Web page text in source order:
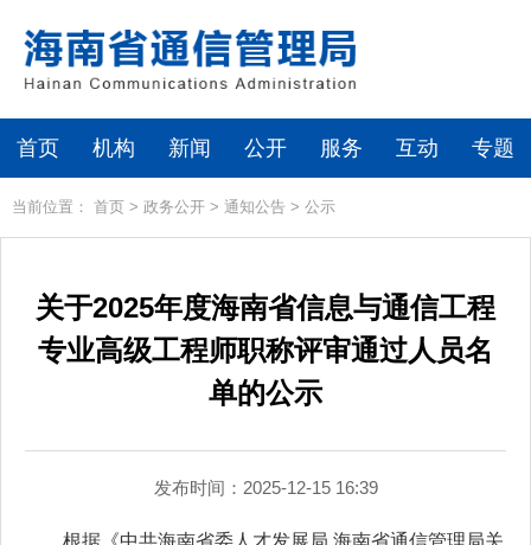
首页 机构 新闻 公开 服务 互动 专题
当前位置： 首页 > 政务公开 > 通知公告 > 公示
关于2025年度海南省信息与通信工程
专业高级工程师职称评审通过人员名
单的公示
发布时间：2025-12-15 16:39
根据《中共海南省委人才发展局 海南省通信管理局关